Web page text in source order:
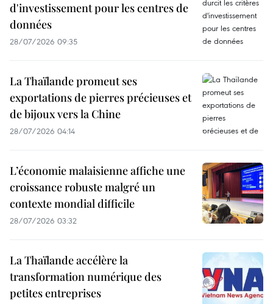
d'investissement pour les centres de
données
28/07/2026 09:35
La Thaïlande promeut ses
exportations de pierres précieuses et
de bijoux vers la Chine
28/07/2026 04:14
L’économie malaisienne affiche une
croissance robuste malgré un
contexte mondial difficile
28/07/2026 03:32
La Thaïlande accélère la
transformation numérique des
petites entreprises